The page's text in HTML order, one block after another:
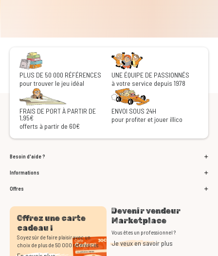
PLUS DE 50 000 RÉFÉRENCES
pour trouver le jeu idéal
UNE ÉQUIPE DE PASSIONNÉS
à votre service depuis 1978
FRAIS DE PORT À PARTIR DE
1,95€
offerts à partir de 60€
ENVOI SOUS 24H
pour profiter et jouer illico
Besoin d'aide ?
Informations
Offres
Offrez une carte
cadeau !
Soyez sûr de faire plaisir avec un
choix de plus de 50 000 références
Devenir vendeur
Marketplace
Vous êtes un professionnel ?
Je veux en savoir plus